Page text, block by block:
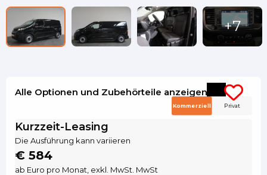
Alle Optionen und Zubehörteile anzeigen
Kurzzeit-Leasing
Die Ausführung kann variieren
€ 584
ab Euro pro Monat, exkl. MwSt. MwSt
Kommerziell Privat